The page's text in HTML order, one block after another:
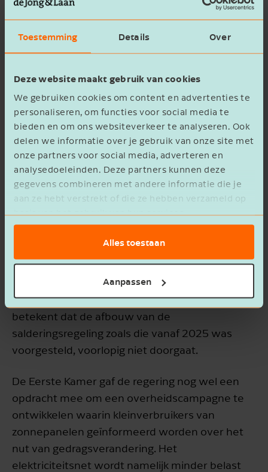
Toestemming Details Over
Deze website maakt gebruik van cookies
We gebruiken cookies om content en advertenties te
personaliseren, om functies voor social media te
bieden en om ons websiteverkeer te analyseren. Ook
delen we informatie over je gebruik van onze site met
onze partners voor social media, adverteren en
analysedoeleinden. Deze partners kunnen deze
gegevens combineren met andere informatie die je
aan ze hebt verstrekt of die ze hebben verzameld op
basis van het gebruik van hun services.
Alles toestaan
Aanpassen
Voorgestelde afbouw
salderingsregeling
Het demissionaire kabinet vond de
salderingsregeling niet meer nodig omdat de
aanschaf van zonnepanelen goedkoper is
geworden en de energieopbrengst per
zonnepaneel hoger. Daarom was het voorstel
om de salderingsregeling vanaf 2025 in stappen
geleidelijk af te bouwen. Vanaf 2031 zou de
salderingsregeling dan volledig zijn afgeschaft.
Eerste Kamer niet akkoord
De Tweede Kamer nam het voorstel aan, maar
de Eerste Kamer kon zich niet vinden in dit
voorstel en nam het dan ook niet aan. Dit
betekent dat de afbouw van de
salderingsregeling zoals die vanaf 2025 was
voorgesteld, voorlopig niet doorgaat.
De Eerste Kamer gaf de regering nog wel een
opdracht mee om een overheidscampagne te
ontwikkelen waarin kleinverbruikers van
zonnepanelen geïnformeerd worden over het
nut van gedragsverandering. Het
elektriciteitsnet wordt namelijk minder belast